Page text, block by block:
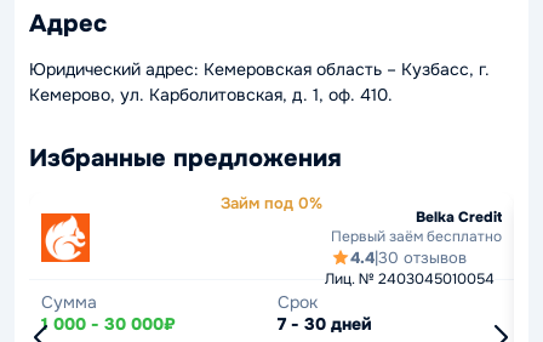
Адрес
Юридический адрес: Кемеровская область – Кузбасс, г.
Кемерово, ул. Карболитовская, д. 1, оф. 410.
Избранные предложения
Займ под 0%
Belka Credit
Первый заём бесплатно
Лиц. № 2403045010054
4.4|30 отзывов
Сумма
1 000 - 30 000₽
Срок
7 - 30 дней